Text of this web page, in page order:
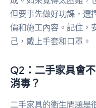
但要事先做好功課，選
價和施工內容。記住，
己，戴上手套和口罩。
Q2：二手家具會
消毒？
二手家具的衛生問題是